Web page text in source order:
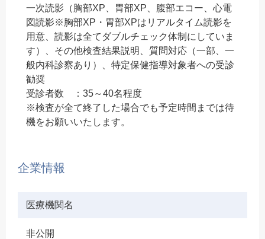
一次読影（胸部XP、胃部XP、腹部エコー、心電
図読影※胸部XP・胃部XPはリアルタイム読影を
用意、読影は全てダブルチェック体制にしていま
す）、その他検査結果説明、質問対応（一部、一
般内科診察あり）、特定保健指導対象者への受診
勧奨
受診者数 ：35～40名程度
※検査が全て終了した場合でも予定時間までは待
機をお願いいたします。
企業情報
医療機関名
非公開